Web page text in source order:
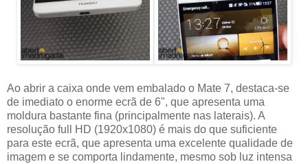
Ao abrir a caixa onde vem embalado o Mate 7, destaca-se
de imediato o enorme ecrã de 6", que apresenta uma
moldura bastante fina (principalmente nas laterais). A
resolução full HD (1920x1080) é mais do que suficiente
para este ecrã, que apresenta uma excelente qualidade de
imagem e se comporta lindamente, mesmo sob luz intensa